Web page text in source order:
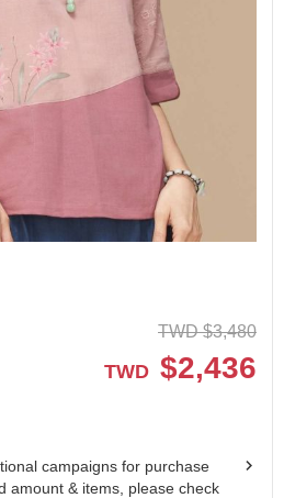
TWD $3,480
TWD $2,436
campaigns for purchase
amount & items, please check